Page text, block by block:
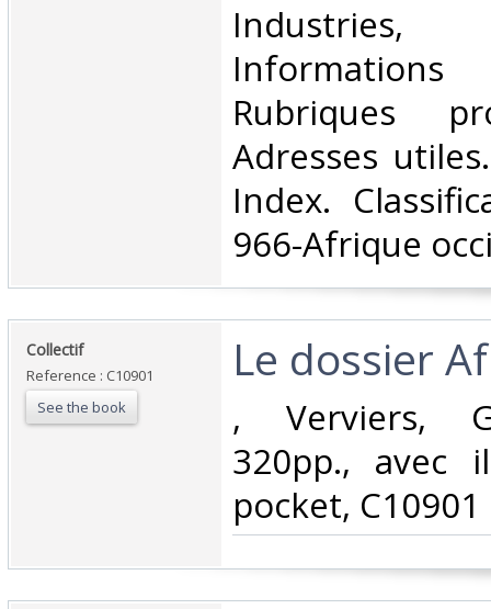
Informations
Rubriques
Adresses
Index.
966-Afrique
‎Collectif‎
Reference : C10901
See the book
‎Le dossier
‎, Verviers,
320pp., avec
pocket, C10901‎